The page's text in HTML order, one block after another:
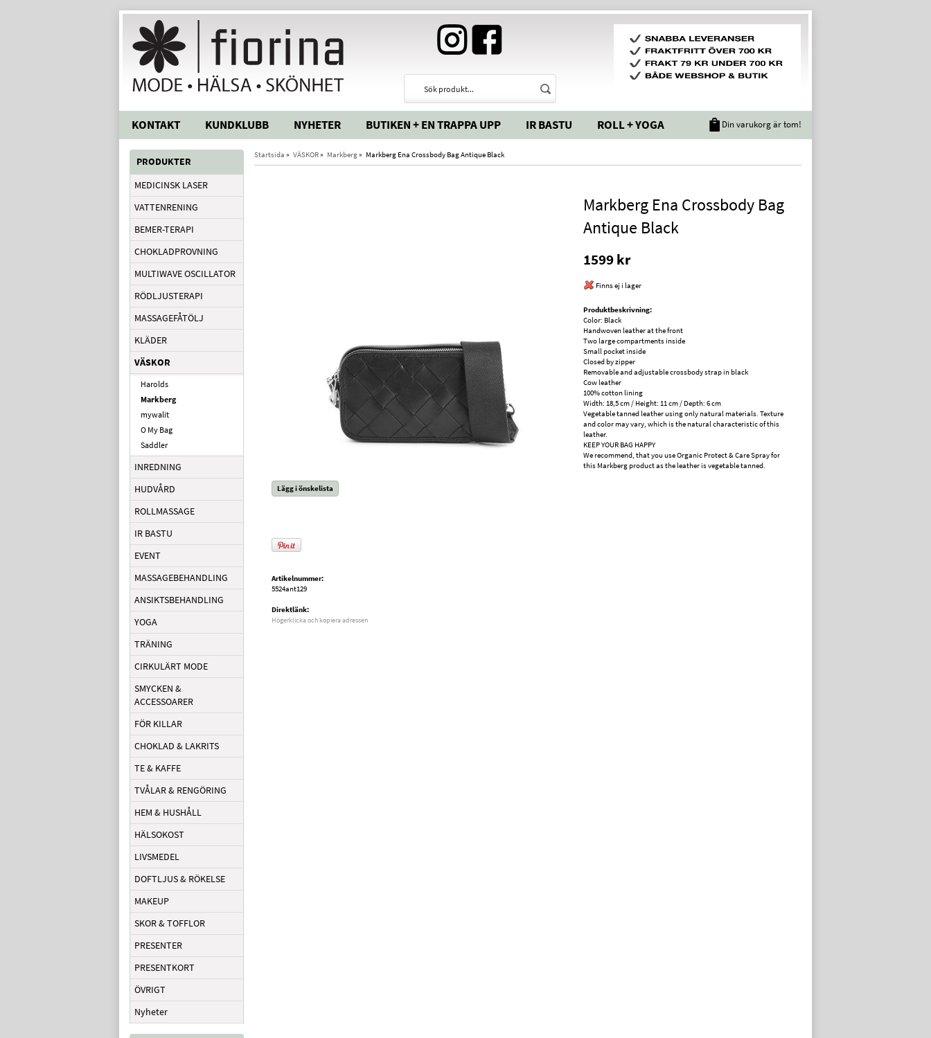
KONTAKT KUNDKLUBB NYHETER BUTIKEN + EN TRAPPA UPP IR BASTU ROLL + YOGA Din varukorg är tom!
PRODUKTER
MEDICINSK LASER
VATTENRENING
BEMER-TERAPI
CHOKLADPROVNING
MULTIWAVE OSCILLATOR
RÖDLJUSTERAPI
MASSAGEFÅTÖLJ
KLÄDER
VÄSKOR
Harolds
Markberg
mywalit
O My Bag
Saddler
INREDNING
HUDVÅRD
ROLLMASSAGE
IR BASTU
EVENT
MASSAGEBEHANDLING
ANSIKTSBEHANDLING
YOGA
TRÄNING
CIRKULÄRT MODE
SMYCKEN &
ACCESSOARER
FÖR KILLAR
CHOKLAD & LAKRITS
TE & KAFFE
TVÅLAR & RENGÖRING
HEM & HUSHÅLL
HÄLSOKOST
LIVSMEDEL
DOFTLJUS & RÖKELSE
MAKEUP
SKOR & TOFFLOR
PRESENTER
PRESENTKORT
ÖVRIGT
Nyheter
Startsida » VÄSKOR» Markberg» Markberg Ena Crossbody Bag Antique Black
Lägg i önskelista
Artikelnummer:
5524ant129
Direktlänk:
Högerklicka och kopiera adressen
Markberg Ena Crossbody Bag
Antique Black
1599 kr
Finns ej i lager
Produktbeskrivning:
Color: Black
Handwoven leather at the front
Two large compartments inside
Small pocket inside
Closed by zipper
Removable and adjustable crossbody strap in black
Cow leather
100% cotton lining
Width: 18,5 cm / Height: 11 cm / Depth: 6 cm
Vegetable tanned leather using only natural materials. Texture
and color may vary, which is the natural characteristic of this
leather.
KEEP YOUR BAG HAPPY
We recommend, that you use Organic Protect & Care Spray for
this Markberg product as the leather is vegetable tanned.